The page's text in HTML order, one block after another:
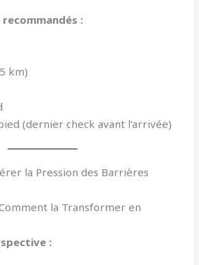
:
km)
(dernier check avant l’arrivée)
la Pression des Barrières
Comment la Transformer en
: